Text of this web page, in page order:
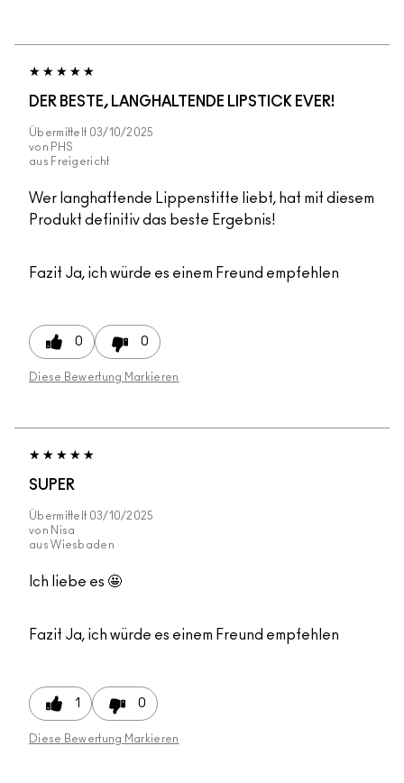
DER BESTE, LANGHALTENDE LIPSTICK EVER!
Übermittelt 03/10/2025
von PHS
aus Freigericht
Wer langhaftende Lippenstifte liebt, hat mit diesem
Produkt definitiv das beste Ergebnis!
Fazit Ja, ich würde es einem Freund empfehlen
0 0
Diese Bewertung Markieren
SUPER
Übermittelt 03/10/2025
von Nisa
aus Wiesbaden
Ich liebe es 🤩
Fazit Ja, ich würde es einem Freund empfehlen
1 0
Diese Bewertung Markieren